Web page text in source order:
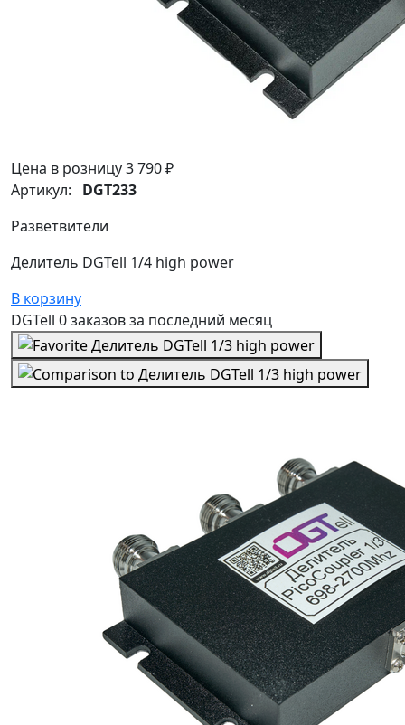
Цена в розницу3 790 ₽
Артикул: DGT233
Разветвители
Делитель DGTell 1/4 high power
В корзину
DGTell 0 заказовза последний месяц